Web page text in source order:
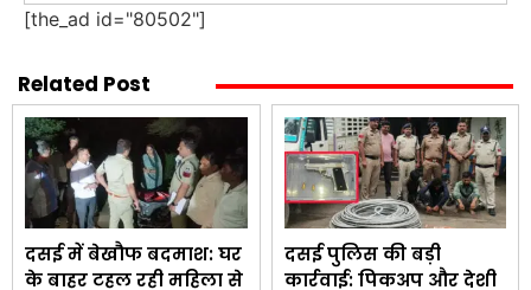
[the_ad id="80502"]
Related Post
दसई में बेखौफ बदमाश: घर
के बाहर टहल रही महिला से
दसई पुलिस की बड़ी
कार्रवाई: पिकअप और देशी